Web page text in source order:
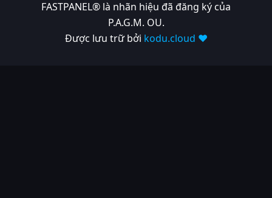
FASTPANEL® là nhãn hiệu đã đăng ký của
P.A.G.M. OU.
Được lưu trữ bởi kodu.cloud ❤️